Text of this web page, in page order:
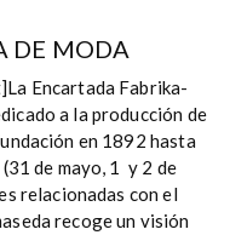
DE MODA
Encartada Fabrika-
a la producción de
en 1892 hasta
de mayo, 1 y 2 de
relacionadas con el
recoge un visión